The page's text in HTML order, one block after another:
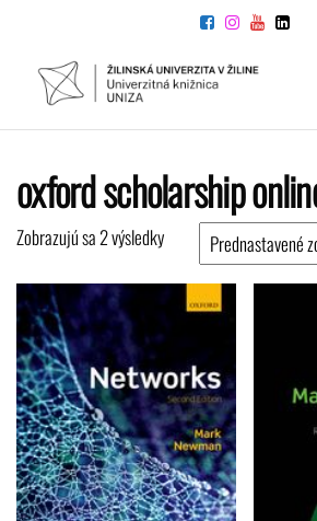
oxford scholarship
Zobrazujú sa 2 výsledky